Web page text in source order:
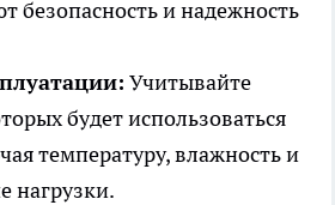
безопасность и надежность
Учитывайте
будет использоваться
температуру, влажность и
нагрузки.